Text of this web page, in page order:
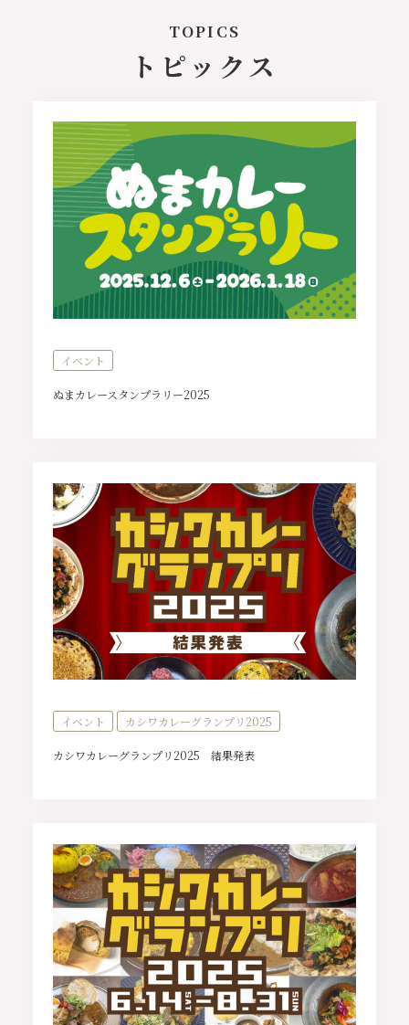
TOPICS
トピックス
イベント
ぬまカレースタンプラリー2025
イベント カシワカレーグランプリ2025
カシワカレーグランプリ2025 結果発表